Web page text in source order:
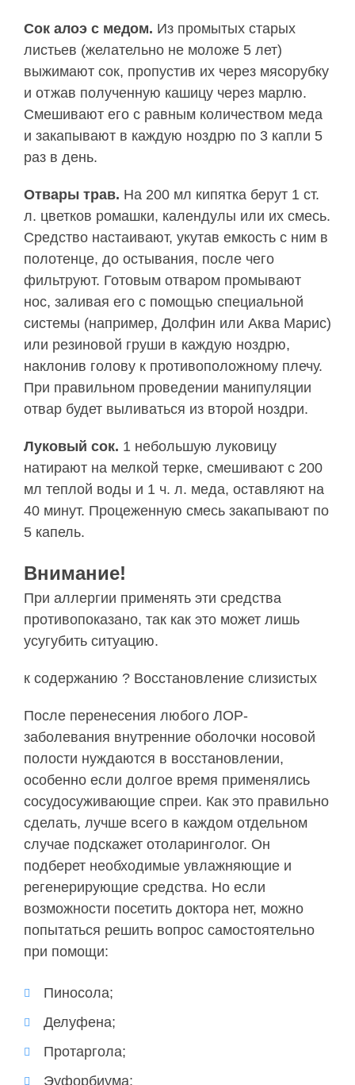
Сок алоэ с медом. Из промытых старых
листьев (желательно не моложе 5 лет)
выжимают сок, пропустив их через мясорубку
и отжав полученную кашицу через марлю.
Смешивают его с равным количеством меда
и закапывают в каждую ноздрю по 3 капли 5
раз в день.
Отвары трав. На 200 мл кипятка берут 1 ст.
л. цветков ромашки, календулы или их смесь.
Средство настаивают, укутав емкость с ним в
полотенце, до остывания, после чего
фильтруют. Готовым отваром промывают
нос, заливая его с помощью специальной
системы (например, Долфин или Аква Марис)
или резиновой груши в каждую ноздрю,
наклонив голову к противоположному плечу.
При правильном проведении манипуляции
отвар будет выливаться из второй ноздри.
Луковый сок. 1 небольшую луковицу
натирают на мелкой терке, смешивают с 200
мл теплой воды и 1 ч. л. меда, оставляют на
40 минут. Процеженную смесь закапывают по
5 капель.
Внимание!
При аллергии применять эти средства
противопоказано, так как это может лишь
усугубить ситуацию.
к содержанию ? Восстановление слизистых
После перенесения любого ЛОР-
заболевания внутренние оболочки носовой
полости нуждаются в восстановлении,
особенно если долгое время применялись
сосудосуживающие спреи. Как это правильно
сделать, лучше всего в каждом отдельном
случае подскажет отоларинголог. Он
подберет необходимые увлажняющие и
регенерирующие средства. Но если
возможности посетить доктора нет, можно
попытаться решить вопрос самостоятельно
при помощи:
Пиносола;
Делуфена;
Протаргола;
Эуфорбиума;